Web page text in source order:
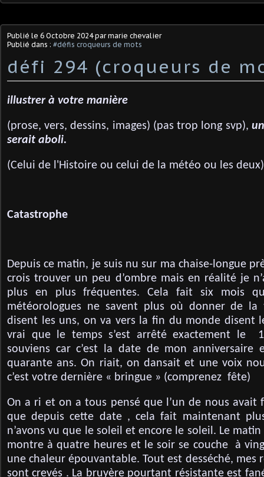
Publié le 6 Octobre 2024par marie chevalier
Publié dans : #défis croqueurs de mots
défi 294 (croqueurs de
illustrer à votre manière
(prose, vers, dessins, images) (pas trop long svp),
serait aboli.
(Celui de l'Histoire ou celui de la météo ou les deux)
Catastrophe
Depuis ce matin, je suis nu sur ma chaise-longue
crois trouver un peu d’ombre mais en réalité je
plus en plus fréquentes. Cela fait six mois
météorologues ne savent plus où donner de la
disent les uns, on va vers la fin du monde disent
vrai que le temps s’est arrêté exactement le
souviens car c’est la date de mon anniversaire
quarante ans. On riait, on dansait et une voix
c’est votre dernière « bringue » (comprenez fête)
On a ri et on a tous pensé que l’un de nous avait
que depuis cette date , cela fait maintenant
n’avons vu que le soleil et encore le soleil. Le
montre à quatre heures et le soir se couche à
une chaleur épouvantable. Tout est desséché, mes
sont crevés . La bruyère pourtant résistante est